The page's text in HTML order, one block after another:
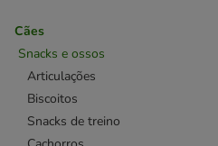
Cães
Snacks e ossos
Articulações
Biscoitos
Snacks de treino